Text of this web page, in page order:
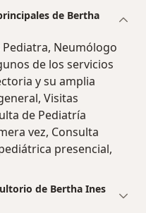
de Bertha
Neumólogo
de los servicios
y su amplia
Visitas
de Pediatría
vez, Consulta
presencial,
de Bertha Ines